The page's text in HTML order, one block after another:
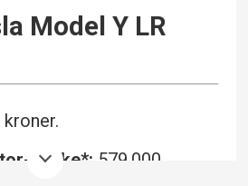
Model Y LR
kroner.
pakke*: 579.000